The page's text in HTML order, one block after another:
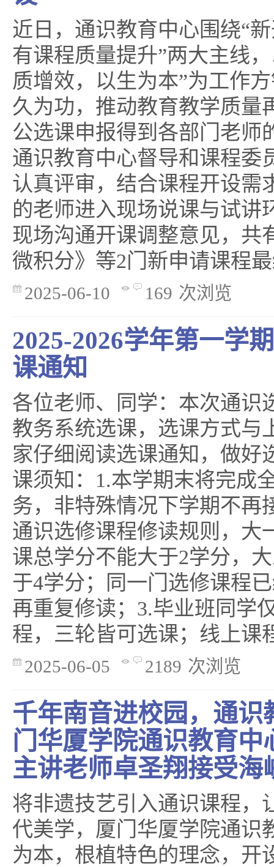
近日，通识教育中心围绕“
有课程质量提升”两大主线
质增效，以生为本”为工作
久为功，推动教育教学质量
公选课申报得到各部门老师
通识教育中心督导和课程委
认真评审，结合课程开设需
的老师进入现场说课与试讲
现场沟通开课调整意见，
微积分》等2门新申请课程
2025-06-10 169 次浏览
2025-2026学年第一学
课通知
各位老师、同学：本次通识
教务系统选课，选课方式与
家仔细阅读选课通知，做好
课须知：1.本学期末将完成
务，非特殊情况下学期不再
通识选修课程修读规则，大
课总学分不能大于2学分，
于4学分；同一门选修课程
再重复修读；3.毕业班同学
程，三轮皆可选课；线上课
2025-06-05 2189 次浏览
千年南音进校园，通识
门华厦学院通识教育中
主讲老师卓圣翔接受海
将非遗技艺引入通识课程，
代美学，厦门华厦学院通识
为本，根植特色的理念，开